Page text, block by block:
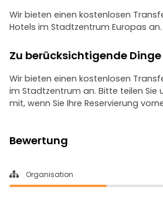
Wir bieten einen kostenlosen
Hotels im Stadtzentrum Europas an.
Zu berücksichtigende Dinge
Wir bieten einen kostenlosen
im Stadtzentrum an. Bitte teilen Sie
mit, wenn Sie Ihre Reservierung
Bewertung
Organisation